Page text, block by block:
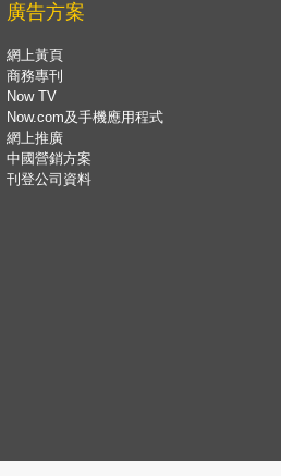
廣告方案
網上黃頁
商務專刊
Now TV
Now.com及手機應用程式
網上推廣
中國營銷方案
刊登公司資料